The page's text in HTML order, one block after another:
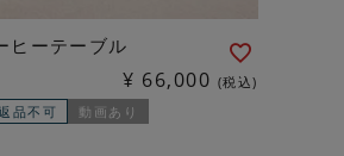
ーテーブル
¥ 66,000
税込
品不可 動画あり